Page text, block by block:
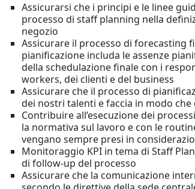
Assicurarsi che i principi e le linee
processo di staff planning nella
negozio
Assicurare il processo di forecasting
pianificazione includa le assenze
della schedulazione finale con i
workers, dei clienti e del business
Assicurare che il processo di
dei nostri talenti e faccia in modo che
Contribuire all’esecuzione dei
la normativa sul lavoro e con le
vengano sempre presi in
Monitoraggio KPI in tema di Staff
di follow-up del processo
Assicurare che la comunicazione